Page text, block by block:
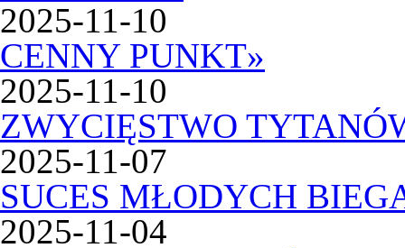
2025-11-10
CENNY PUNKT»
2025-11-10
ZWYCIĘSTWO
2025-11-07
SUCES MŁODYCH
2025-11-04